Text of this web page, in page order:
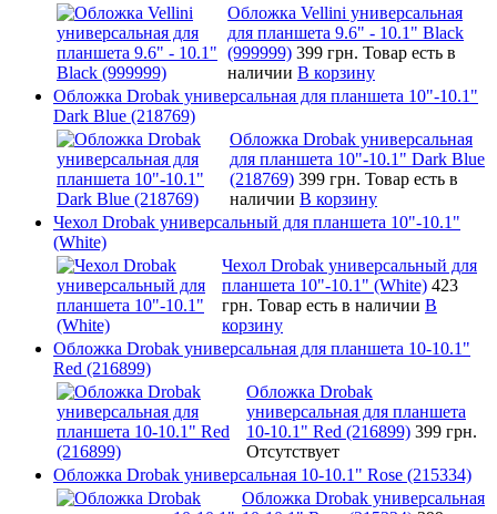
Обложка Vellini универсальная
для планшета 9.6" - 10.1" Black
(999999) 399 грн. Товар есть в
наличии В корзину
Обложка Drobak универсальная для планшета 10"-10.1"
Dark Blue (218769)
Обложка Drobak универсальная
для планшета 10"-10.1" Dark Blue
(218769) 399 грн. Товар есть в
наличии В корзину
Чехол Drobak универсальный для планшета 10"-10.1"
(White)
Чехол Drobak универсальный для
планшета 10"-10.1" (White) 423
грн. Товар есть в наличии В
корзину
Обложка Drobak универсальная для планшета 10-10.1"
Red (216899)
Обложка Drobak
универсальная для планшета
10-10.1" Red (216899) 399 грн.
Отсутствует
Обложка Drobak универсальная 10-10.1" Rose (215334)
Обложка Drobak универсальная